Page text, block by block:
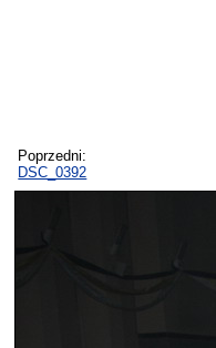
Poprzedni:
DSC_0392